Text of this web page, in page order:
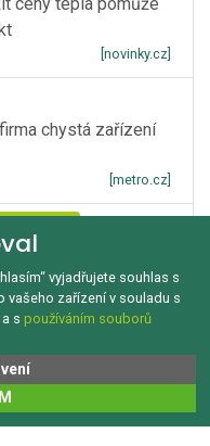
[novinky.cz]
chystá zařízení
[metro.cz]
práva vyhrazena.
vyjadřujete souhlas s
vašeho zařízení v souladu s
a s používáním souborů